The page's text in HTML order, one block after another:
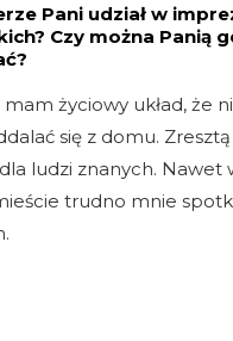
Pani udział w
Czy można Panią
życiowy układ, że
się z domu.
ludzi znanych. Nawet
trudno mnie